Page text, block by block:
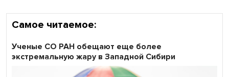
Самое читаемое:
Ученые СО РАН обещают еще более
экстремальную жару в Западной Сибири